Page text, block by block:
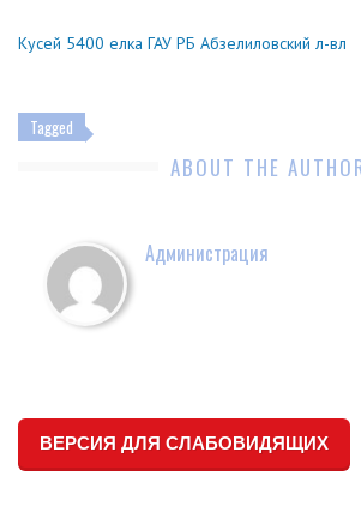
Кусей 5400 елка ГАУ РБ Абзелиловский л-вл
Tagged
ABOUT THE
Администрация
ВЕРСИЯ ДЛЯ СЛАБОВИДЯЩИХ